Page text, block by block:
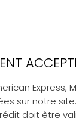
Express,
sur notre
doit être